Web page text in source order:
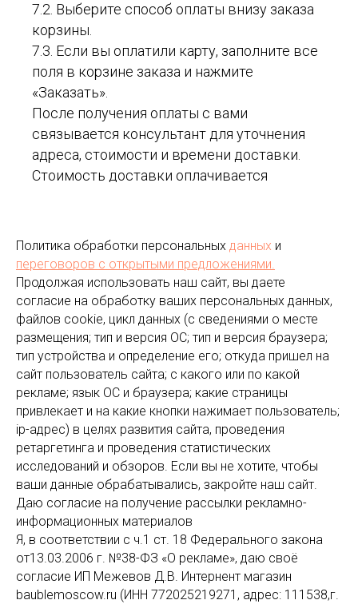
7.2. Выберите способ оплаты внизу заказа
корзины.
7.3. Если вы оплатили карту, заполните все
поля в корзине заказа и нажмите
«Заказать».
После получения оплаты с вами
связывается консультант для уточнения
адреса, стоимости и времени доставки.
Стоимость доставки оплачивается
7.4. Если вы решили оплатить товар по
факту получения, просто заполните первые
три поля в корзине заказа и нажмите
«Заказать». Этот вариант возможен при
наличии товара на складе.
Для уточнения адреса, стоимости и
времени доставки с вами связывается
консультант.
7.5. Оплата по безналичному возможна при
участии в конкурсных вечеринках с
участием . Если вы решили оплатить по
безналичному расчету, заполните первые
три поля в корзине заказа и нажмите
«Купить» или пришлите свои реквизиты на
электронную почту.
Наш консультант связывается с вами для
уточнения параметров и оформления
заказа.
Политика обработки персональных данных и
переговоров с открытыми предложениями.
Продолжая использовать наш сайт, вы даете
согласие на обработку ваших персональных данных,
файлов cookie, цикл данных (с сведениями о месте
размещения; тип и версия ОС; тип и версия браузера;
тип устройства и определение его; откуда пришел на
сайт пользователь сайта; с какого или по какой
рекламе; язык ОС и браузера; какие страницы
привлекает и на какие кнопки нажимает пользователь;
ip-адрес) в целях развития сайта, проведения
ретаргетинга и проведения статистических
исследований и обзоров. Если вы не хотите, чтобы
ваши данные обрабатывались, закройте наш сайт.
Даю согласие на получение рассылки рекламно-
информационных материалов
Я, в соответствии с ч.1 ст. 18 Федерального закона
от13.03.2006 г. №38-ФЗ «О рекламе», даю своё
согласие ИП Межевов Д.В. Интернент магазин
baublemoscow.ru (ИНН 772025219271, адрес: 111538,г.